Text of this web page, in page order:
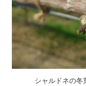
シャルドネの冬